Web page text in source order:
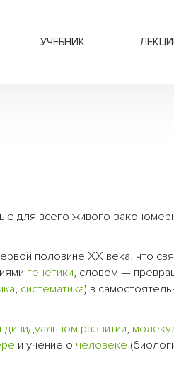
УЧЕБНИК
для всего живого
половине XX века, что
генетики, словом —
, систематика) в
развитии,
и учение о человеке